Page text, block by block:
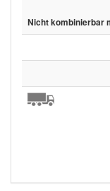
Nicht kombinierbar